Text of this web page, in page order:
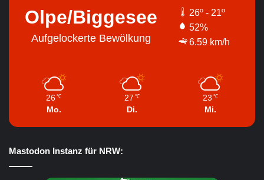
Olpe/Biggesee
Aufgelockerte Bewölkung
26º - 21º
52%
6.59 km/h
26 ℃
Mo.
27 ℃
Di.
23 ℃
Mi.
Mastodon Instanz für NRW: